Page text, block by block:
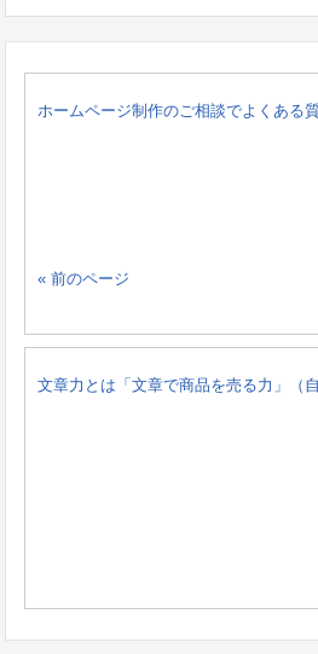
ホームページ制作のご相談でよくある
« 前のページ
文章力とは「文章で商品を売る力」（